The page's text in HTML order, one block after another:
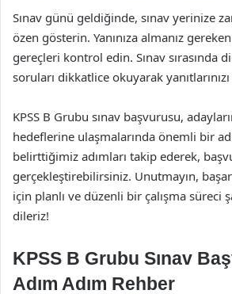
Sınav günü geldiğinde, sınav yerinize
özen gösterin. Yanınıza almanız
gereçleri kontrol edin. Sınav sırasında
soruları dikkatlice okuyarak
KPSS B Grubu sınav başvurusu,
hedeflerine ulaşmalarında önemli bir
belirttiğimiz adımları takip ederek,
gerçekleştirebilirsiniz. Unutmayın,
için planlı ve düzenli bir çalışma süreci
dileriz!
KPSS B Grubu Sınav
Adım Adım Rehber